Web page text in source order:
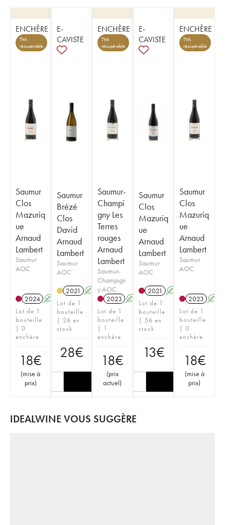
ENCHÈRE
TVA
récupérable
Saumur
Clos
Mazuriq
ue
Arnaud
Lambert
Saumur
AOC
2024 A
Lot de 1
bouteille
| 0
enchère
18€
(mise à
prix)
E-
CAVISTE
Saumur
Brézé
Clos
David
Arnaud
Lambert
Saumur
AOC
2021 A
Lot de 1
bouteille
| 26 en
stock
28€
ENCHÈRE
TVA
récupérable
Saumur-
Champi
gny Les
Terres
rouges
Arnaud
Lambert
Saumur-
Champign
y AOC
2023 A
Lot de 1
bouteille
| 1
enchère
18€
(prix
actuel)
E-
CAVISTE
Saumur
Clos
Mazuriq
ue
Arnaud
Lambert
Saumur
AOC
2021 A
Lot de 1
bouteille
| 56 en
stock
13€
ENCHÈRE
TVA
récupérable
Saumur
Clos
Mazuriq
ue
Arnaud
Lambert
Saumur
AOC
2023 A
Lot de 1
bouteille
| 0
enchère
18€
(mise à
prix)
IDEALWINE VOUS SUGGÈRE